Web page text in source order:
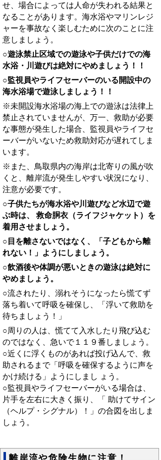
せ、場合によっては人命が失われる結果と
なることがあります。海水浴やマリンレジ
ャーを事故なく楽しむために次のことに注
意しましょう。
○遊泳禁止区域での遊泳や子供だけでの海
水浴・川遊びは絶対にやめましょう！！
○監視員やライフセーバーのいる開設中の
海水浴場で遊泳しましょう！！
※未開設海水浴場の海上での遊泳は法律上
禁止されていませんが、万一、救助が必要
な事態が発生した場合、監視員やライフセ
ーバーがいないため救助対応が遅れてしま
います。
※また、鳥取県内の海岸は北寄りの風が吹
くと、離岸流が発生しやすい状況になり、
注意が必要です。
○子供たちが海水浴や川遊びなど水辺で遊
ぶ時は、 救命胴衣（ライフジャケット）を
着用させましょう。
○目を離さないではなく、「子どもから離
れない！」ようにしましょう。
○飲酒後や体調が悪いときの遊泳は絶対に
やめましょう。
○流されたり、溺れそうになったら慌てず
落ち着いて呼吸を確保し、「浮いて救助を
待ちましょう！」
○周りの人は、慌てて入水したり飛び込む
のではなく、急いで１１９番しましょう。
○近くに浮くものがあれば投げ込んで、救
助されるまで「呼吸を確保するように声を
かけ続ける」ようにしまし ょう。
○監視員やライフセーバーがいる場合は、
片手を左右に大きく振り、「 助けてサイン
（ヘルプ・シグナル）！」の合図を出しま
しょう。
離岸流や危険生物に注意！